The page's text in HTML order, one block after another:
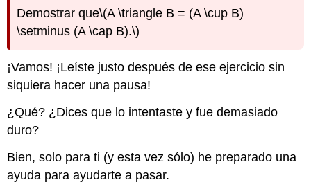
Demostrar que\(A \triangle B = (A \cup B)
\setminus (A \cap B).\)
¡Vamos! ¡Leíste justo después de ese ejercicio sin
siquiera hacer una pausa!
¿Qué? ¿Dices que lo intentaste y fue demasiado
duro?
Bien, solo para ti (y esta vez sólo) he preparado una
ayuda para ayudarte a pasar.